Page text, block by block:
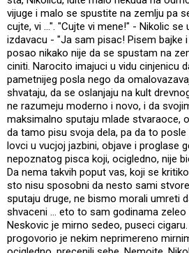
vijuge i malo se spustite na zemlju pa
cujte, vi ...". "Cujte vi mene!" - Nikolic se
izdavacu - "Ja sam pisac! Pisem bajke
posao nikako nije da se spustam na
ciniti. Narocito imajuci u vidu cinjenicu
pametnijeg posla nego da
shvataju, da se oslanjaju na kult
ne razumeju moderno i novo, i da
maksimalno sputaju mlade stvaraoce,
da tamo pisu svoja dela, pa da to
lovci u vucjoj jazbini, objave i proglase
nepoznatog pisca koji, ocigledno, nije
Da nema takvih poput vas, koji se
sto nisu sposobni da nesto sami
sputaju druge, ne bismo morali umreti
shvaceni ... eto to sam godinama zeleo
Neskovic je mirno sedeo, puseci
progovorio je nekim neprimereno